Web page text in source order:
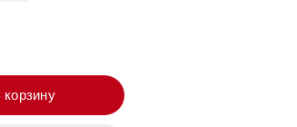
корзину